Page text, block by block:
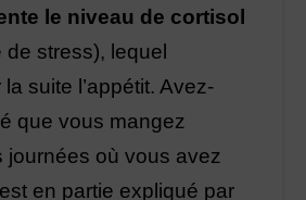
le niveau de cortisol
stress), lequel
suite l’appétit. Avez-
que vous mangez
journées où vous avez
en partie expliqué par